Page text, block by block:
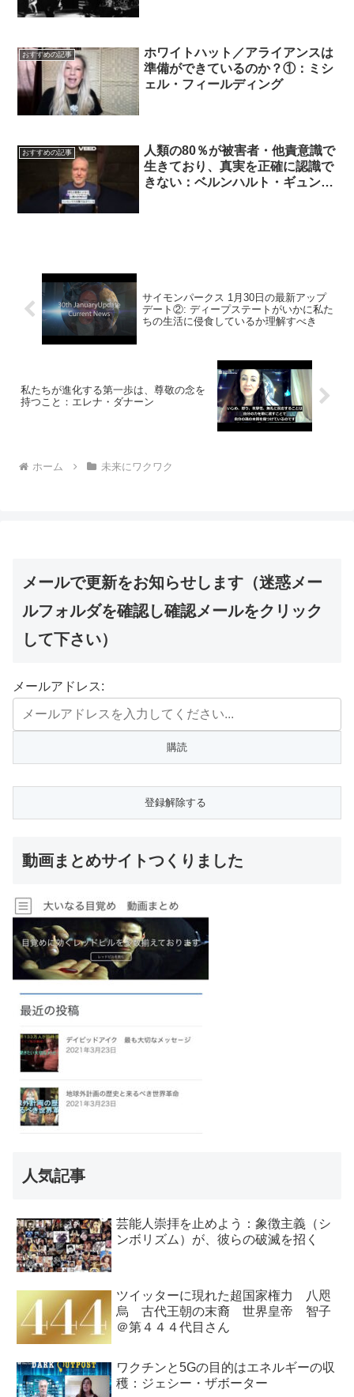
おすすめの記事
ホワイトハット／アライアンスは
準備ができているのか？①：ミシ
ェル・フィールディング
おすすめの記事
人類の80％が被害者・他責意識で
生きており、真実を正確に認識で
きない：ベルンハルト・ギュンタ
サイモンパークス 1月30日の最新アップ
デート②: ディープステートがいかに私た
ちの生活に侵食しているか理解すべき
私たちが進化する第一歩は、尊敬の念を
持つこと：エレナ・ダナーン
ホーム 未来にワクワク
メールで更新をお知らせします（迷惑メー
ルフォルダを確認し確認メールをクリック
して下さい）
メールアドレス:
動画まとめサイトつくりました
人気記事
芸能人崇拝を止めよう：象徴主義（シ
ンボリズム）が、彼らの破滅を招く
ツイッターに現れた超国家権力 八咫
烏 古代王朝の末裔 世界皇帝 智子
＠第４４４代目さん
ワクチンと5Gの目的はエネルギーの収
穫：ジェシー・ザボーター